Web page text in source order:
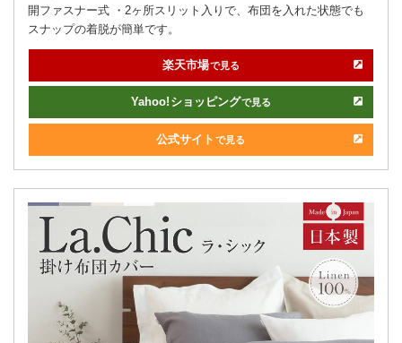
開ファスナー式 ・2ヶ所スリット入りで、布団を入れた状態でも
スナップの着脱が簡単です。
楽天市場で見る
Yahoo! ショッピングで見る
公式サイト で見る